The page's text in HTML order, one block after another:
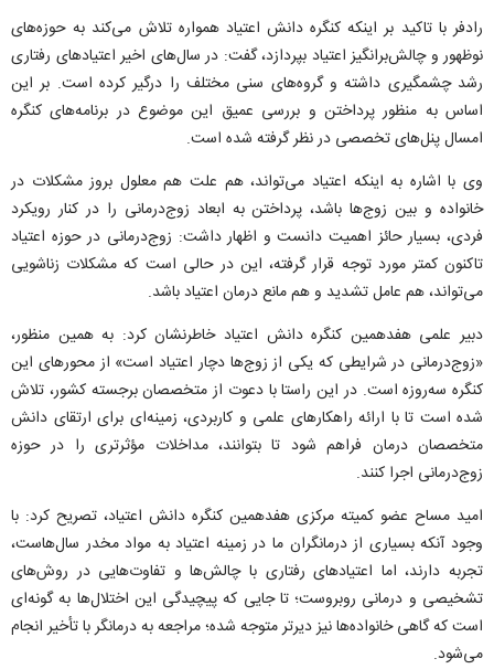
رادفر با تاکید بر اینکه کنگره دانش اعتیاد همواره تلاش می‌کند به حوزه‌های
نوظهور و چالش‌برانگیز اعتیاد بپردازد، گفت: در سال‌های اخیر اعتیادهای رفتاری
رشد چشمگیری داشته و گروه‌های سنی مختلف را درگیر کرده است. بر این
اساس به منظور پرداختن و بررسی عمیق این موضوع در برنامه‌های کنگره
امسال پنل‌های تخصصی در نظر گرفته شده است.
وی با اشاره به اینکه اعتیاد می‌تواند، هم علت هم معلول بروز مشکلات در
خانواده و بین زوج‌ها باشد، پرداختن به ابعاد زوج‌درمانی را در کنار رویکرد
فردی، بسیار حائز اهمیت دانست و اظهار داشت: زوج‌درمانی در حوزه اعتیاد
تاکنون کمتر مورد توجه قرار گرفته، این در حالی است که مشکلات زناشویی
می‌تواند، هم عامل تشدید و هم مانع درمان اعتیاد باشد.
دبیر علمی هفدهمین کنگره دانش اعتیاد خاطرنشان کرد: به همین منظور،
«زوج‌درمانی در شرایطی که یکی از زوج‌ها دچار اعتیاد است» از محورهای این
کنگره سه‌روزه است. در این راستا با دعوت از متخصصان برجسته کشور، تلاش
شده است تا با ارائه راهکارهای علمی و کاربردی، زمینه‌ای برای ارتقای دانش
متخصصان درمان فراهم شود تا بتوانند، مداخلات مؤثرتری را در حوزه
زوج‌درمانی اجرا کنند.
امید مساح عضو کمیته مرکزی هفدهمین کنگره دانش اعتیاد، تصریح کرد: با
وجود آنکه بسیاری از درمانگران ما در زمینه اعتیاد به مواد مخدر سال‌هاست،
تجربه دارند، اما اعتیادهای رفتاری با چالش‌ها و تفاوت‌هایی در روش‌های
تشخیصی و درمانی روبروست؛ تا جایی که پیچیدگی این اختلال‌ها به گونه‌ای
است که گاهی خانواده‌ها نیز دیرتر متوجه شده؛ مراجعه به درمانگر با تأخیر انجام
می‌شود.